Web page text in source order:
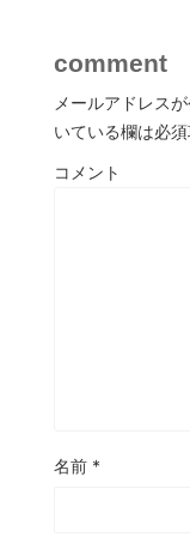
comment
メールアドレス
いている欄は必
コメント
名前 *